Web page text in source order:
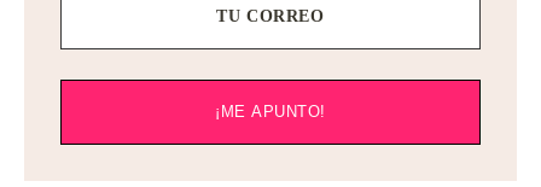
TU CORREO
¡ME APUNTO!